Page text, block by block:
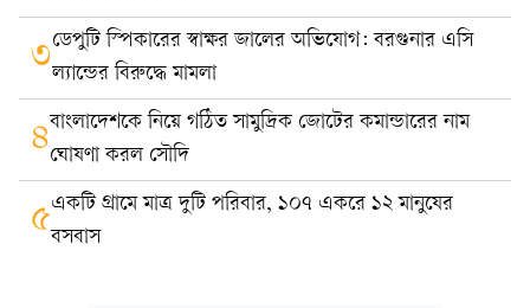
৩ডেপুটি স্পিকারের স্বাক্ষর জালের অভিযোগ: বরগুনার এসি
ল্যান্ডের বিরুদ্ধে মামলা
৪বাংলাদেশকে নিয়ে গঠিত সামুদ্রিক জোটের কমান্ডারের নাম
ঘোষণা করল সৌদি
৫একটি গ্রামে মাত্র দুটি পরিবার, ১০৭ একরে ১২ মানুষের
বসবাস